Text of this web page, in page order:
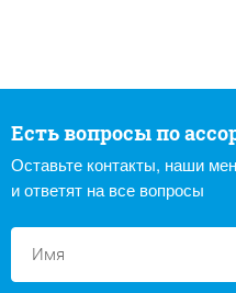
Есть вопросы по
Оставьте контакты, наши
и ответят на все вопросы